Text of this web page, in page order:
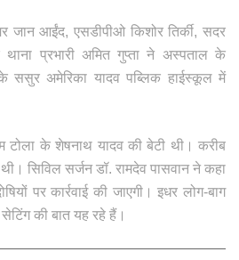
जान आईंद, एसडीपीओ किशोर तिर्की, सदर
प्रभारी अमित गुप्ता ने अस्पताल के
के ससुर अमेरिका यादव पब्लिक हाईस्कूल में
टोला के शेषनाथ यादव की बेटी थी। करीब
सिविल सर्जन डॉ. रामदेव पासवान ने कहा
पर कार्रवाई की जाएगी। इधर लोग-बाग
सेटिंग की बात यह रहे हैं।